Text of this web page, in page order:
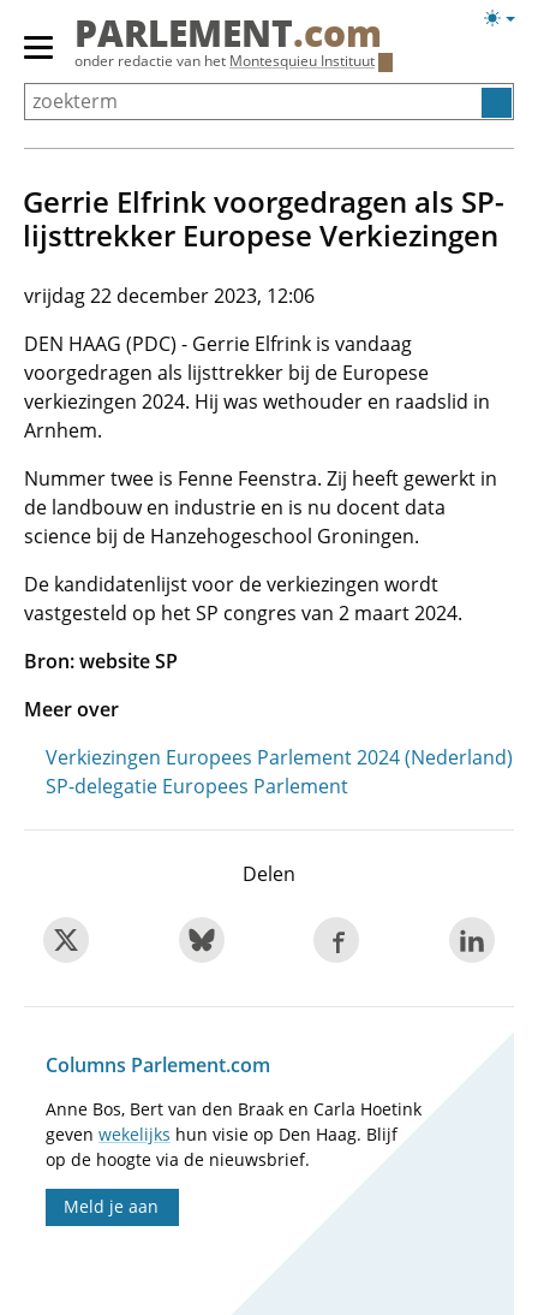
Overslaan
Primair
menu
tonen/verbergen
PARLEMENT.com
onder redactie van het Montesquieu Instituut
Gerrie Elfrink voorgedragen als SP-
lijsttrekker Europese Verkiezingen
vrijdag 22 december 2023, 12:06
DEN HAAG (PDC) - Gerrie Elfrink is vandaag
voorgedragen als lijsttrekker bij de Europese
verkiezingen 2024. Hij was wethouder en raadslid in
Arnhem.
Nummer twee is Fenne Feenstra. Zij heeft gewerkt in
de landbouw en industrie en is nu docent data
science bij de Hanzehogeschool Groningen.
De kandidatenlijst voor de verkiezingen wordt
vastgesteld op het SP congres van 2 maart 2024.
Bron: website SP
Meer over
Verkiezingen Europees Parlement 2024 (Nederland)
SP-delegatie Europees Parlement
Delen
Columns Parlement.com
Anne Bos, Bert van den Braak en Carla Hoetink
geven wekelijks hun visie op Den Haag. Blijf
op de hoogte via de nieuwsbrief.
Meld je aan